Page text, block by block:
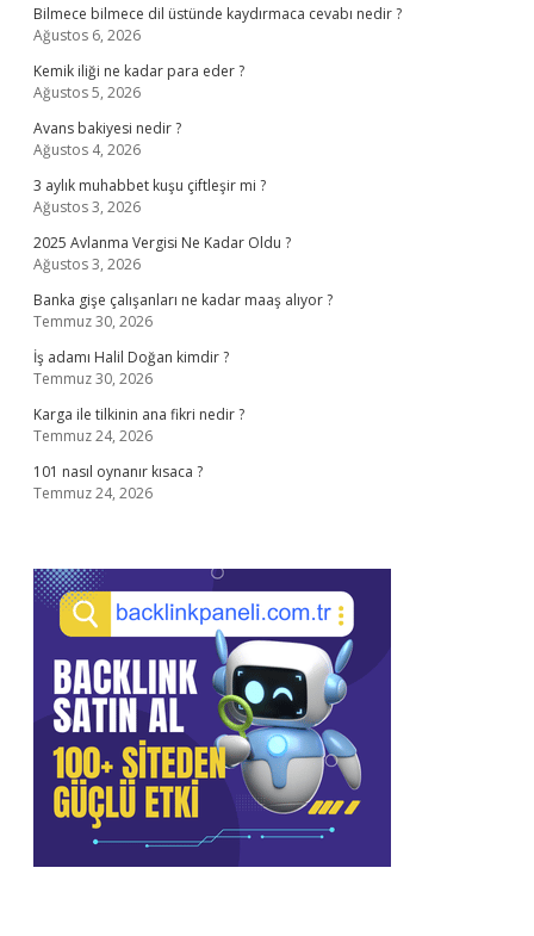
Bilmece bilmece dil üstünde kaydırmaca cevabı nedir ?
Ağustos 6, 2026
Kemik iliği ne kadar para eder ?
Ağustos 5, 2026
Avans bakiyesi nedir ?
Ağustos 4, 2026
3 aylık muhabbet kuşu çiftleşir mi ?
Ağustos 3, 2026
2025 Avlanma Vergisi Ne Kadar Oldu ?
Ağustos 3, 2026
Banka gişe çalışanları ne kadar maaş alıyor ?
Temmuz 30, 2026
İş adamı Halil Doğan kimdir ?
Temmuz 30, 2026
Karga ile tilkinin ana fikri nedir ?
Temmuz 24, 2026
101 nasıl oynanır kısaca ?
Temmuz 24, 2026